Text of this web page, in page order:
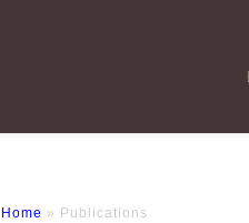
Home » Publications